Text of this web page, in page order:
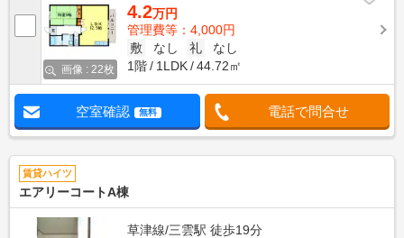
画像 : 22枚
4.2万円
管理費等：4,000円
敷
なし 礼
なし
1階
1LDK 44.72㎡
空室確認 無料 電話で問合せ
賃貸ハイツ
エアリーコートA棟
草津線/三雲駅 徒歩19分